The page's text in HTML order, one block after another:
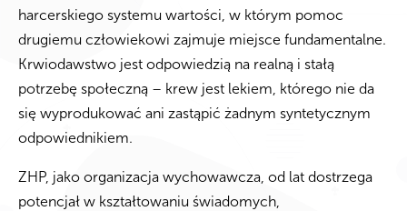
harcerskiego systemu wartości, w którym pomoc
drugiemu człowiekowi zajmuje miejsce fundamentalne.
Krwiodawstwo jest odpowiedzią na realną i stałą
potrzebę społeczną – krew jest lekiem, którego nie da
się wyprodukować ani zastąpić żadnym syntetycznym
odpowiednikiem.
ZHP, jako organizacja wychowawcza, od lat dostrzega
potencjał w kształtowaniu świadomych,